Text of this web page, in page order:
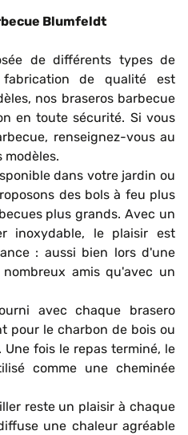
Blumfeldt
de différents types de
fabrication de qualité est
nos braseros barbecue
en toute sécurité. Si vous
renseignez-vous au
modèles.
dans votre jardin ou
des bols à feu plus
plus grands. Avec un
inoxydable, le plaisir est
: aussi bien lors d'une
amis qu'avec un
avec chaque brasero
pour le charbon de bois ou
fois le repas terminé, le
comme une cheminée
reste un plaisir à chaque
une chaleur agréable